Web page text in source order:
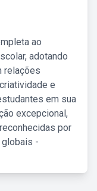
ao
adotando
relações
e
em sua
excepcional,
por
-